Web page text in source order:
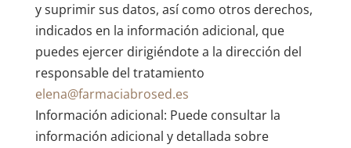
y suprimir sus datos, así como otros derechos,
indicados en la información adicional, que
puedes ejercer dirigiéndote a la dirección del
responsable del tratamiento
elena@farmaciabrosed.es
Información adicional: Puede consultar la
información adicional y detallada sobre